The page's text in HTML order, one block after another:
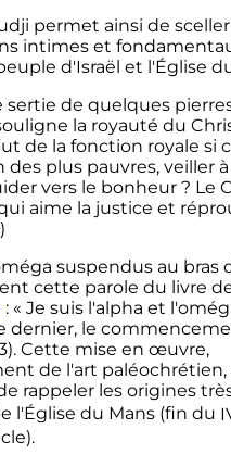
permet ainsi de
intimes et
d'Israël et l'Église
sertie de quelques
la royauté du
de la fonction royale si
des plus pauvres, veiller à
vers le bonheur ? Le
aime la justice et
suspendus au bras
cette parole du livre
: « Je suis l'alpha et
dernier, le
Cette mise en œuvre,
de l'art paléochrétien,
rappeler les origines
l'Église du Mans (fin du
).